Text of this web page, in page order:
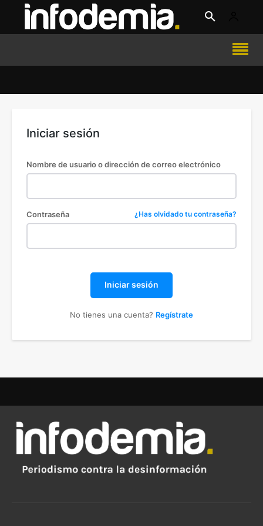
Iniciar sesión
Nombre de usuario o dirección de correo electrónico
Contraseña ¿Has olvidado tu contraseña?
Iniciar sesión
No tienes una cuenta? Regístrate